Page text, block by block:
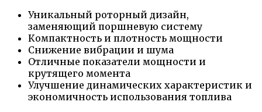
Уникальный роторный дизайн,
заменяющий поршневую систему
Компактность и плотность мощности
Снижение вибрации и шума
Отличные показатели мощности и
крутящего момента
Улучшение динамических характеристик и
экономичность использования топлива